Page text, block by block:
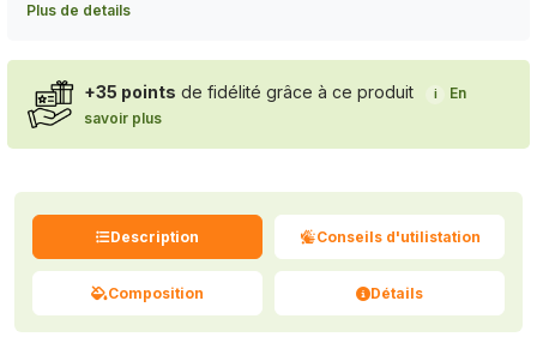
Plus de details
+35 points de fidélité grâce à ce produit i
En
savoir plus
Description Conseils d'utilistation
Composition Détails